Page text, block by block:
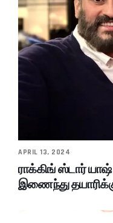
APRIL 13, 2024
ராக்கிங் ஸ்டார்
இணைந்து